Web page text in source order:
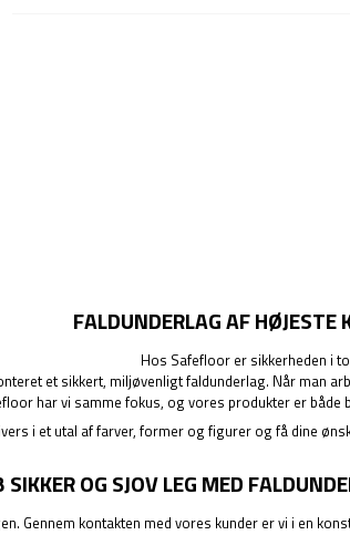
FALDUNDERLAG AF HØJESTE
Hos Safefloor er sikkerheden i
et sikkert, miljøvenligt faldunderlag. Når
har vi samme fokus, og vores produkter er
i et utal af farver, former og figurer og få dine
SIKKER OG SJOV LEG MED
Gennem kontakten med vores kunder er vi i en